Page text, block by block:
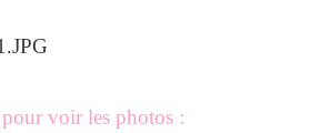
voir les photos :